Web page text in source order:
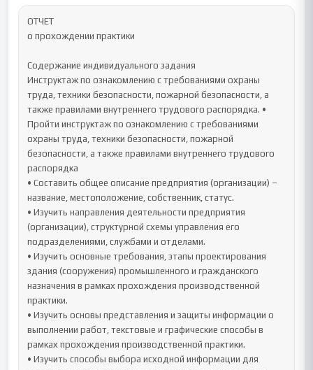
ОТЧЕТ
о прохождении практики
Содержание индивидуального задания
Инструктаж по ознакомлению с требованиями охраны
труда, техники безопасности, пожарной безопасности, а
также правилами внутреннего трудового распорядка. •
Пройти инструктаж по ознакомлению с требованиями
охраны труда, техники безопасности, пожарной
безопасности, а также правилами внутреннего трудового
распорядка
• Составить общее описание предприятия (организации) –
название, местоположение, собственник, статус.
• Изучить направления деятельности предприятия
(организации), структурной схемы управления его
подразделениями, службами и отделами.
• Изучить основные требования, этапы проектирования
здания (сооружения) промышленного и гражданского
назначения в рамках прохождения производственной
практики.
• Изучить основы представления и защиты информации о
выполнении работ, текстовые и графические способы в
рамках прохождения производственной практики.
• Изучить способы выбора исходной информации для